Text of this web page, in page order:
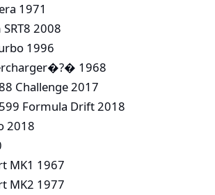
1971
2008
1996
1968
Challenge 2017
Formula Drift 2018
2018
MK1 1967
MK2 1977